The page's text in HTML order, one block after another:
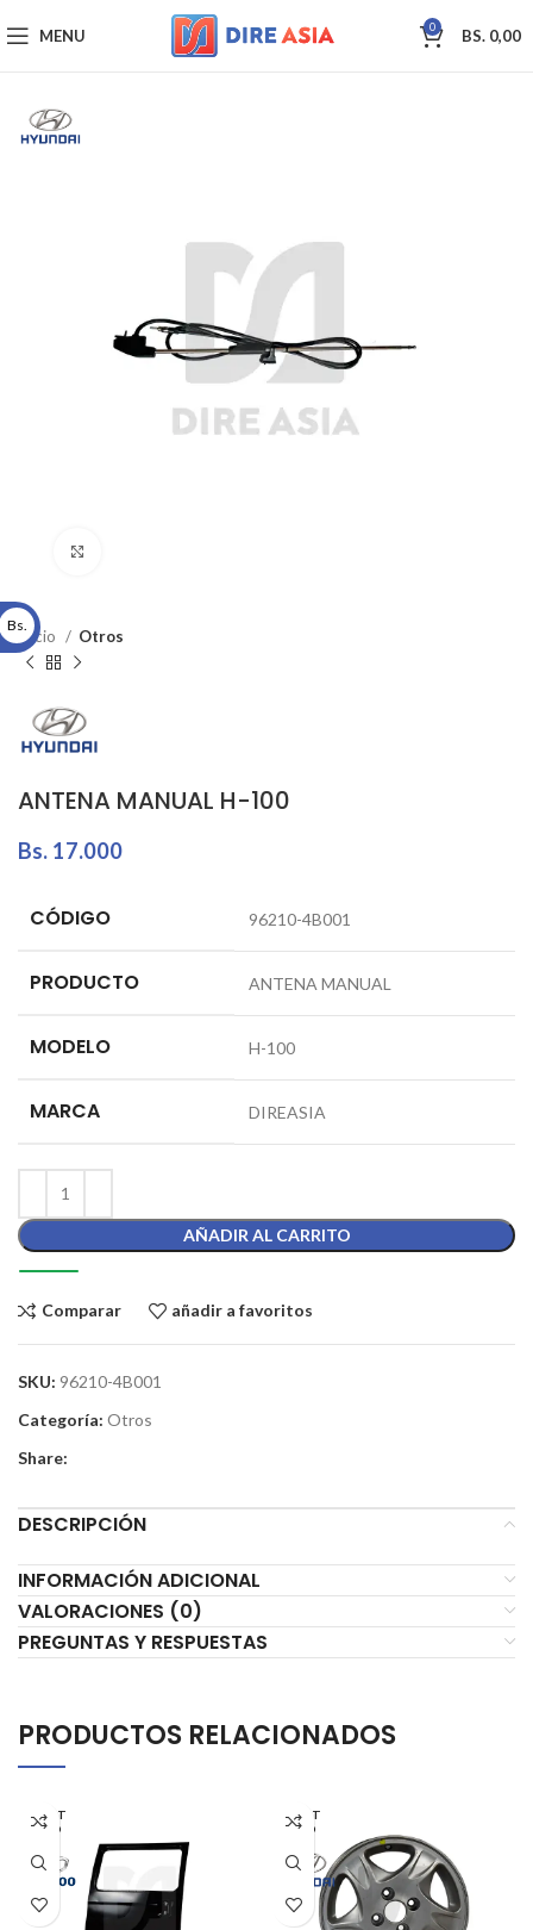
MENU 0 BS. 0,00
Inicio Otros
ANTENA MANUAL H-100
Bs. 17.000
CÓDIGO 96210-4B001
PRODUCTO ANTENA MANUAL
MODELO H-100
MARCA DIREASIA
AÑADIR AL CARRITO
Comparar añadir a favoritos
SKU: 96210-4B001
Categoría: Otros
Share:
DESCRIPCIÓN
INFORMACIÓN ADICIONAL
VALORACIONES (0)
PREGUNTAS Y RESPUESTAS
PRODUCTOS RELACIONADOS
AGOT
ADO
AGOT
ADO
Bs.